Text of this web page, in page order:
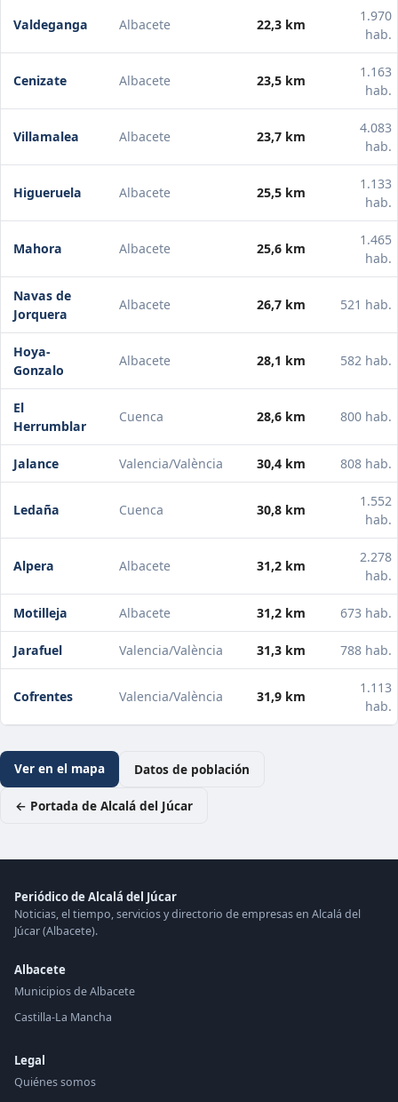
Valdeganga Albacete 22,3 km
1.970
hab.
Cenizate Albacete 23,5 km
1.163
hab.
Villamalea Albacete 23,7 km
4.083
hab.
Higueruela Albacete 25,5 km
1.133
hab.
Mahora Albacete 25,6 km
1.465
hab.
Navas de
Jorquera
Albacete 26,7 km 521 hab.
Hoya-
Gonzalo
Albacete 28,1 km 582 hab.
El
Herrumblar
Cuenca 28,6 km 800 hab.
Jalance Valencia/València 30,4 km 808 hab.
Ledaña Cuenca 30,8 km
1.552
hab.
Alpera Albacete 31,2 km
2.278
hab.
Motilleja Albacete 31,2 km 673 hab.
Jarafuel Valencia/València 31,3 km 788 hab.
Cofrentes Valencia/València 31,9 km
1.113
hab.
Ver en el mapa Datos de población
← Portada de Alcalá del Júcar
Periódico de Alcalá del Júcar
Noticias, el tiempo, servicios y directorio de empresas en Alcalá del
Júcar (Albacete).
Albacete
Municipios de Albacete
Castilla-La Mancha
Legal
Quiénes somos